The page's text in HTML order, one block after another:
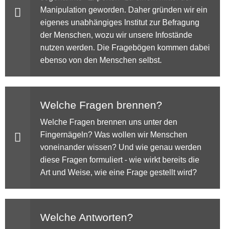
Manipulation geworden. Daher gründen wir ein
eigenes unabhängiges Institut zur Befragung
der Menschen, wozu wir unsere Infostände
nutzen werden. Die Fragebögen kommen dabei
ebenso von den Menschen selbst.
Welche Fragen brennen?
Welche Fragen brennen uns unter den
Fingernägeln? Was wollen wir Menschen
voneinander wissen? Und wie genau werden
diese Fragen formuliert - wie wirkt bereits die
Art und Weise, wie eine Frage gestellt wird?
Welche Antworten?